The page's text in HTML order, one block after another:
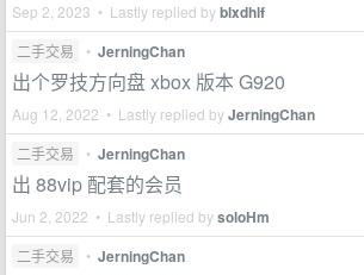
Sep 2, 2023 • Lastly replied byblxdhlf
二手交易 • JerningChan
出个罗技方向盘 xbox 版本 G920
Aug 12, 2022 • Lastly replied byJerningChan
二手交易 • JerningChan
出 88vip 配套的会员
Jun 2, 2022 • Lastly replied bysoloHm
二手交易 • JerningChan